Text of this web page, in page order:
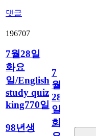
댓글
196707
7월28일
화요
일/English
study quiz
king770일
98년생
7
월
28
일
화